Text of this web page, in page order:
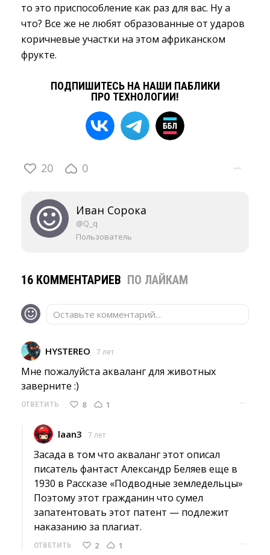
то это приспособление как раз для вас. Ну а
что? Все же не любят образованные от ударов
коричневые участки на этом африканском
фрукте.
ПОДПИШИТЕСЬ НА НАШИ ПАБЛИКИ
ПРО ТЕХНОЛОГИИ!
20 0 ···
Иван Сорока
@Q_q
Пользователь
16 КОММЕНТАРИЕВ ПО ЛАЙКАМ
Оставьте комментарий...
HYSTEREO 7 лет
Мне пожалуйста акваланг для животных
заверните :)
ОТВЕТИТЬ 8 1 ···
laan3 7 лет
Засада в том что акваланг этот описал
писатель фантаст Александр Беляев еще в
1930 в Рассказе «Подводные земледельцы»
Поэтому этот гражданин что сумел
запатентовать этот патент — подлежит
наказанию за плагиат.
ОТВЕТИТЬ 2 1 ···